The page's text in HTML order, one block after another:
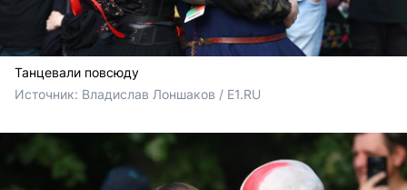
Танцевали повсюду
Источник: Владислав Лоншаков / E1.RU